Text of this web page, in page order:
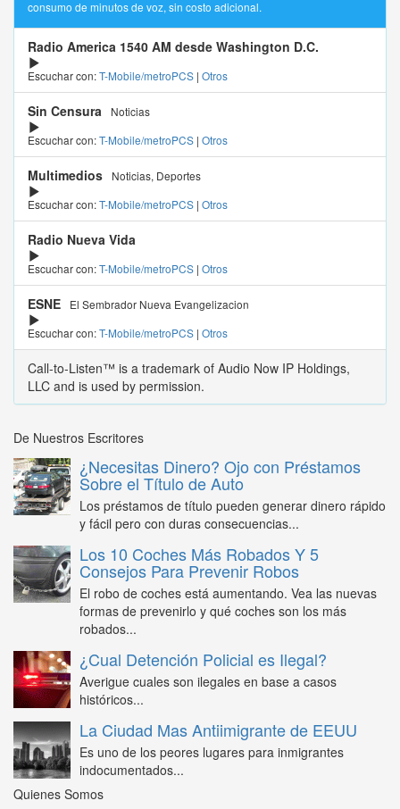
consumo de minutos de voz, sin costo adicional.
Radio America 1540 AM desde Washington D.C.
Escuchar con:T-Mobile/metroPCS | Otros
Sin Censura
Noticias
Escuchar con:T-Mobile/metroPCS | Otros
Multimedios
Noticias, Deportes
Escuchar con:T-Mobile/metroPCS | Otros
Radio Nueva Vida
Escuchar con:T-Mobile/metroPCS | Otros
ESNE
El Sembrador Nueva Evangelizacion
Escuchar con:T-Mobile/metroPCS | Otros
Call-to-Listen™ is a trademark of Audio Now IP Holdings,
LLC and is used by permission.
De Nuestros Escritores
¿Necesitas Dinero? Ojo con Préstamos
Sobre el Título de Auto
Los préstamos de título pueden generar dinero rápido
y fácil pero con duras consecuencias...
Los 10 Coches Más Robados Y 5
Consejos Para Prevenir Robos
El robo de coches está aumentando. Vea las nuevas
formas de prevenirlo y qué coches son los más
robados...
¿Cual Detención Policial es Ilegal?
Averigue cuales son ilegales en base a casos
históricos...
La Ciudad Mas Antiimigrante de EEUU
Es uno de los peores lugares para inmigrantes
indocumentados...
Quienes Somos